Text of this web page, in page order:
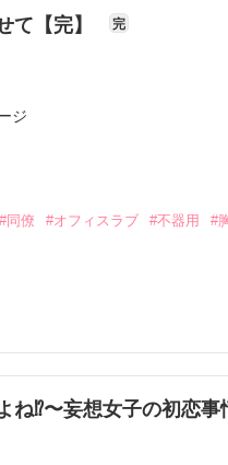
作品を読む
まる訳あり同居生活。
器用な関西弁男子。
居場所を失った女の子の心が
る場所”に変えていく物語で
中です✨
だきました🍀
て【完】 完
ジ
#同僚 #オフィスラブ #不器用 #
ね⁉︎〜妄想女子の初恋事